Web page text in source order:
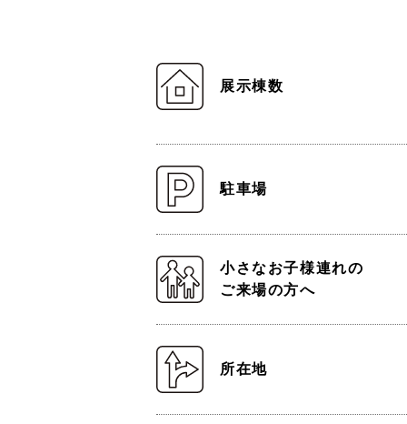
展示棟数
駐車場
小さなお子様連れの
ご来場の方へ
所在地